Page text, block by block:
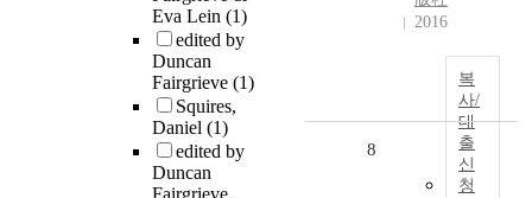
Eva Lein (1)
edited by
Duncan
Fairgrieve (1)
Squires,
Daniel (1)
edited by
Duncan
2016
복
사/
대
출
신
청
8